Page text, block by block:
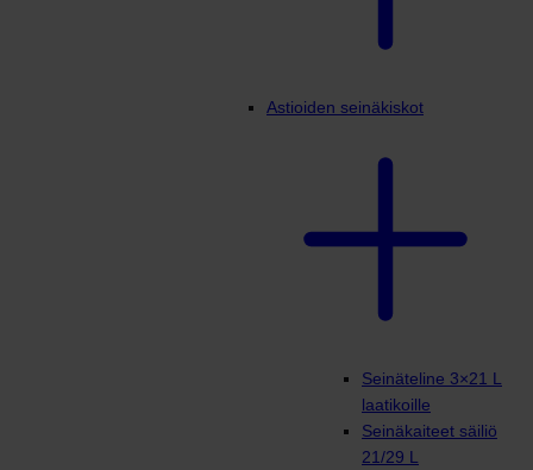
Astioiden seinäkiskot
Seinäteline 3×21 L
laatikoille
Seinäkaiteet säiliö
21/29 L